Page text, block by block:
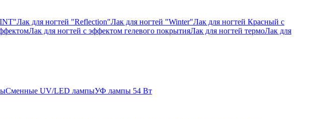
Лак для ногтей "Reflection"Лак для ногтей "Winter"Лак для ногтей Красный с
Лак для ногтей с эффектом гелевого покрытияЛак для ногтей термоЛак для
Сменные UV/LED лампыУФ лампы 54 Вт